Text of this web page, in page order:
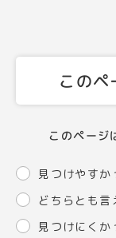
このペ
このページ
見つけやすか
どちらとも言
見つけにくか